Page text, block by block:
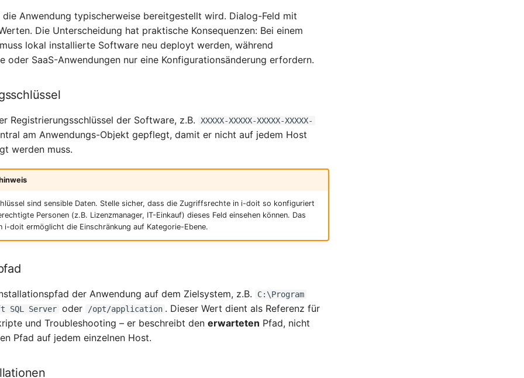
die Anwendung typischerweise bereitgestellt wird. Dialog-Feld mit
Die Unterscheidung hat praktische Konsequenzen: Bei einem
lokal installierte Software neu deployt werden, während
oder SaaS-Anwendungen nur eine Konfigurationsänderung erfordern.
Registrierungsschlüssel der Software, z.B.
XXXXX-XXXXX-XXXXX-XXXXX-
am Anwendungs-Objekt gepflegt, damit er nicht auf jedem Host
werden muss.
sind sensible Daten. Stelle sicher, dass die Zugriffsrechte in i-doit so konfiguriert
Personen (z.B. Lizenzmanager, IT-Einkauf) dieses Feld einsehen können. Das
i-doit ermöglicht die Einschränkung auf Kategorie-Ebene.
der Anwendung auf dem Zielsystem, z.B.
C:\Program
SQL Server oder /opt/application . Dieser Wert dient als Referenz für
und Troubleshooting – er beschreibt denerwarteten Pfad, nicht
Pfad auf jedem einzelnen Host.